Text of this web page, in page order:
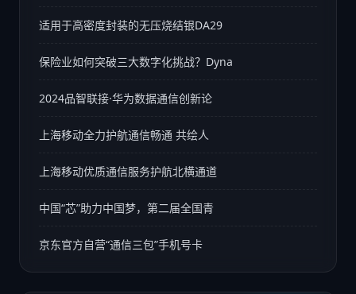
适用于高密度封装的无压烧结银DA29
保险业如何突破三大数字化挑战？Dyna
2024品智联接·华为数据通信创新论
上海移动全力护航通信畅通 共绘人
上海移动优质通信服务护航北横通道
中国“芯”助力中国梦，第二届全国青
京东官方自营“通信三包”手机号卡